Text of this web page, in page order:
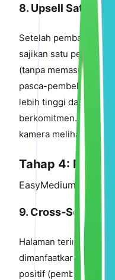
8. Upsell Satu-
Setelah pembayaran
sajikan satu
(tanpa memasukkan
pasca-pembelian
lebih tinggi daripada
berkomitmen.
kamera melihat kartu
Tahap 4:
EasyMedium Impact
9. Cross-Sell di
Halaman terima kasih
dimanfaatkan dalam
positif (pembelian